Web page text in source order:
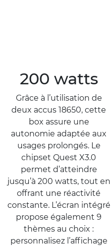
200 watts
Grâce à l’utilisation de
deux accus 18650, cette
box assure une
autonomie adaptée aux
usages prolongés. Le
chipset Quest X3.0
permet d’atteindre
jusqu’à 200 watts, tout en
offrant une réactivité
constante. L’écran intégré
propose également 9
thèmes au choix :
personnalisez l’affichage